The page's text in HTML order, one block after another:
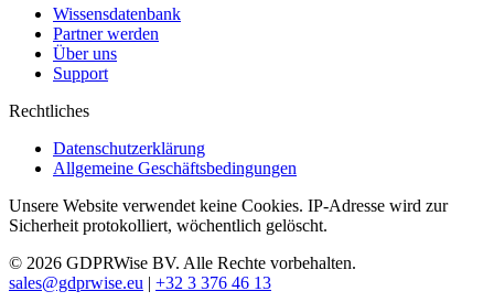
Wissensdatenbank
Partner werden
Über uns
Support
Rechtliches
Datenschutzerklärung
Allgemeine Geschäftsbedingungen
Unsere Website verwendet keine Cookies. IP-Adresse wird zur
Sicherheit protokolliert, wöchentlich gelöscht.
© 2026 GDPRWise BV. Alle Rechte vorbehalten.
sales@gdprwise.eu | +32 3 376 46 13